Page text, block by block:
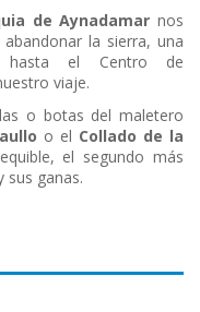
de Aynadamar nos
la sierra, una
hasta el Centro de
viaje.
o botas del maletero
o el Collado de la
el segundo más
sus ganas.